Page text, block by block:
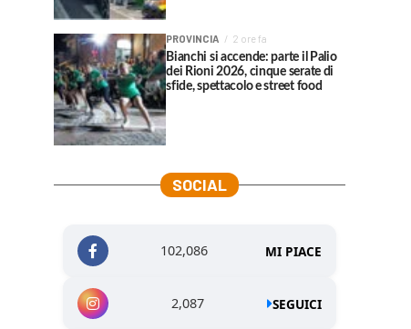
PROVINCIA 2 ore fa
Bianchi si accende: parte il Palio
dei Rioni 2026, cinque serate di
sfide, spettacolo e street food
SOCIAL
102,086 MI PIACE
2,087 SEGUICI